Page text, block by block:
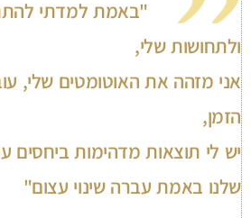
"באמת למדתי
ולתחושות שלי,
אני מזהה את האוטומטים שלי,
הזמן,
יש לי תוצאות מדהימות ביחסים
שלנו באמת עברה שינוי עצום"